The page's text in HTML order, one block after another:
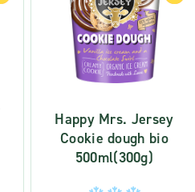
Happy Mrs. Jersey
Cookie dough bio
500ml(300g)